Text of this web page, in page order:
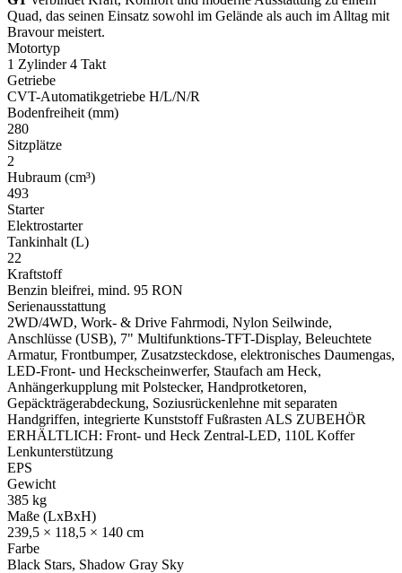
Quad, das seinen Einsatz sowohl im Gelände als auch im Alltag mit
Bravour meistert.
Motortyp
1 Zylinder 4 Takt
Getriebe
CVT-Automatikgetriebe H/L/N/R
Bodenfreiheit (mm)
280
Sitzplätze
2
Hubraum (cm³)
493
Starter
Elektrostarter
Tankinhalt (L)
22
Kraftstoff
Benzin bleifrei, mind. 95 RON
Serienausstattung
2WD/4WD, Work- & Drive Fahrmodi, Nylon Seilwinde,
Anschlüsse (USB), 7" Multifunktions-TFT-Display, Beleuchtete
Armatur, Frontbumper, Zusatzsteckdose, elektronisches Daumengas,
LED-Front- und Heckscheinwerfer, Staufach am Heck,
Anhängerkupplung mit Polstecker, Handprotketoren,
Gepäckträgerabdeckung, Soziusrückenlehne mit separaten
Handgriffen, integrierte Kunststoff Fußrasten ALS ZUBEHÖR
ERHÄLTLICH: Front- und Heck Zentral-LED, 110L Koffer
Lenkunterstützung
EPS
Gewicht
385 kg
Maße (LxBxH)
239,5 × 118,5 × 140 cm
Farbe
Black Stars, Shadow Gray Sky